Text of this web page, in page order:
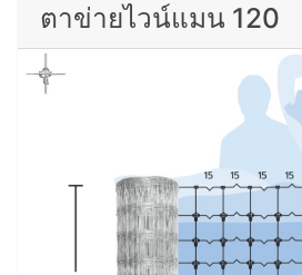
ตาข่ายไวน์แมน 120